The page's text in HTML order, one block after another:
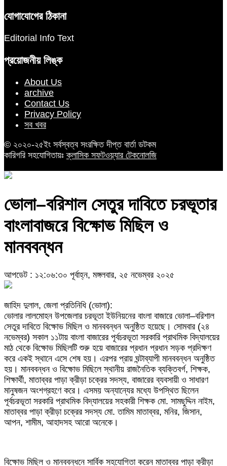
যোগাযোগের ঠিকানা
Editorial Info Text
প্রয়োজনীয় লিঙ্ক
About Us
archive
Contact Us
Privacy Policy
সব খবর
© ২০২০-২৫ইং সর্বস্বত্ব সংরক্ষিত দীপ্ত বার্তা ডটকম
কারিগরি সহযোগিতায়ঃক্লাসিক সফটওয়্যার টেকনোলজি
ভোলা–বরিশাল সেতুর দাবিতে চরভূতার
বাংলাবাজরে বিক্ষোভ মিছিল ও
মানববন্ধন
আপডেট : ১২:০৬:৩০ পূর্বাহ্ন, মঙ্গলবার, ২৫ নভেম্বর ২০২৫
জাহিদ দুলাল, জেলা প্রতিনিধি (ভোলা):
ভোলার লালমোহন উপজেলার চরভূতা ইউনিয়নের বাংলা বাজারে ভোলা–বরিশাল
সেতুর দাবিতে বিক্ষোভ মিছিল ও মানববন্ধন অনুষ্ঠিত হয়েছে। সোমবার (২৪
নভেম্বর) সকাল ১১টায় বাংলা বাজারের পূর্বচরভূতা সরকারি প্রাথমিক বিদ্যালয়ের
মাঠ থেকে বিক্ষোভ মিছিলটি শুরু হয়ে বাজারের প্রধান প্রধান সড়ক প্রদিক্ষণ
করে একই স্থানে এসে শেষ হয়। এরপর প্রায় ঘন্টাব্যাপী মানববন্ধন অনুষ্ঠিত
হয়। মানববন্ধন ও বিক্ষোভ মিছিলে স্থানীয় রাজনৈতিক ব্যক্তিবর্গ, শিক্ষক,
শিক্ষার্থী, মাতাব্বর পাড়া ক্রীড়া চক্রের সদস্য, বাজারের ব্যবসায়ী ও সাধারণ
মানুষজন অংশগ্রহণে করে। এসময় অন্যান্যের মধ্যে উপস্থিত ছিলেন
পূর্বচরভূতা সরকারি প্রাথমিক বিদ্যালয়ের সহকারী শিক্ষক মো. সামছুদ্দিন নাইম,
মাতাব্বর পাড়া ক্রীড়া চক্রের সদস্য মো. তামিম মাতাব্বর, মনির, জিসান,
আপন, শামীম, আহাদসহ আরো অনেকে।
বিক্ষোভ মিছিল ও মানববন্ধনে সার্বিক সহযোগিতা করেন মাতাব্বর পাড়া ক্রীড়া